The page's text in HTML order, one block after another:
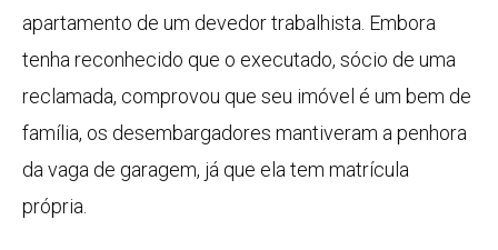
apartamento de um devedor trabalhista. Embora
tenha reconhecido que o executado, sócio de uma
reclamada, comprovou que seu imóvel é um bem de
família, os desembargadores mantiveram a penhora
da vaga de garagem, já que ela tem matrícula
própria.